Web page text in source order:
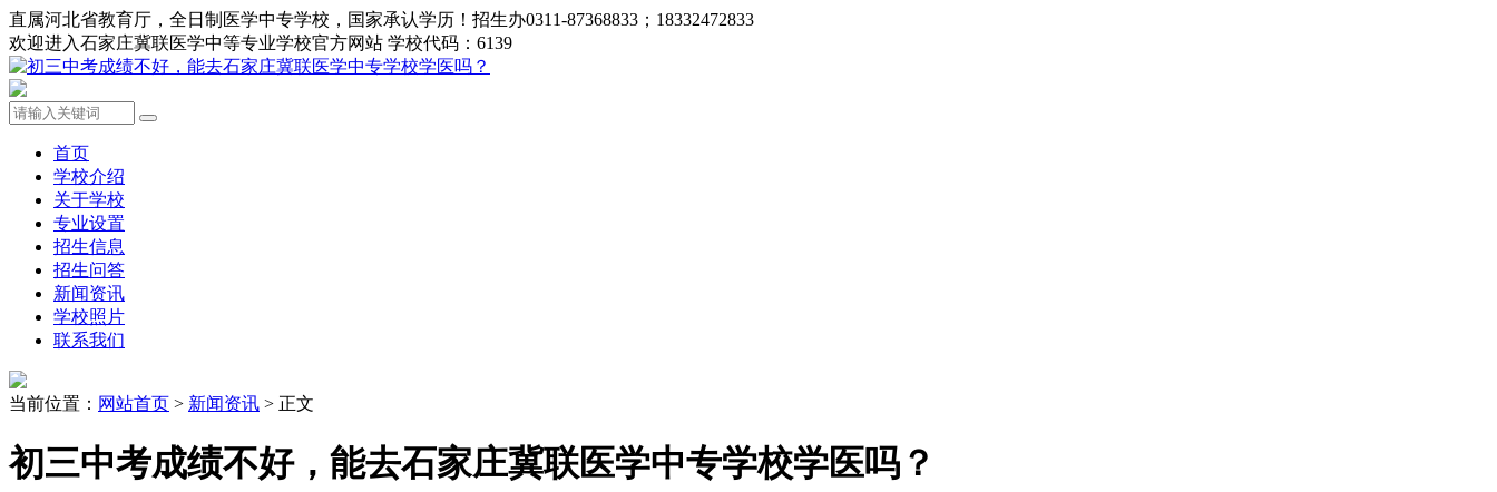
直属河北省教育厅，全日制医学中专学校，国家承认学历！招生办0311-87368833；18332472833
欢迎进入石家庄冀联医学中等专业学校官方网站 学校代码：6139
首页
学校介绍
关于学校
专业设置
招生信息
招生问答
新闻资讯
学校照片
联系我们
当前位置： 网站首页 > 新闻资讯 > 正文
初三中考成绩不好，能去石家庄冀联医学中专学校学医吗？